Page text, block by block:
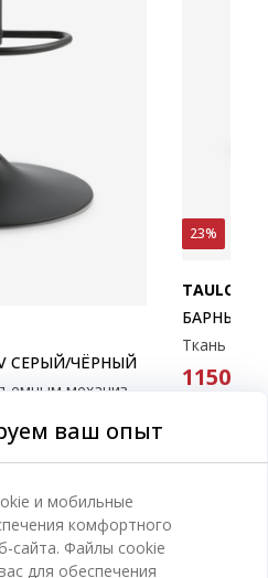
СЕРЫЙ/ЧЁРНЫЙ
23%
TAULOV
БАРНЫЙ
Ткань и
1150
ваш опыт
и мобильные
комфортного
сайта. Файлы cookie
для обеспечения